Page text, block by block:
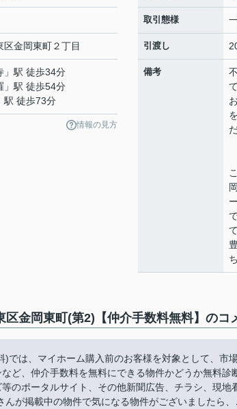
区金岡東町２丁目
」駅 徒歩34分
」駅 徒歩54分
駅 徒歩73分
情報の見方
取引態様
引渡し
備考
金岡東町(第2)【仲介手数料無料】のコ
では、マイホーム購入前のお客様を対象として、市
ど、仲介手数料を無料にできる物件かどうか無料診
のポータルサイト、その他新聞広告、チラシ、現
んが掲載中の物件で気になる物件がございましたら